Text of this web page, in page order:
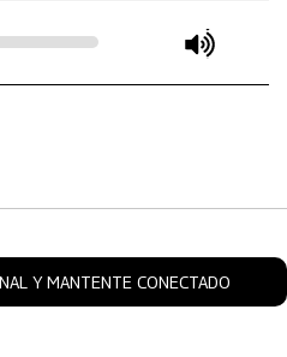
mute
Y MANTENTE CONECTADO